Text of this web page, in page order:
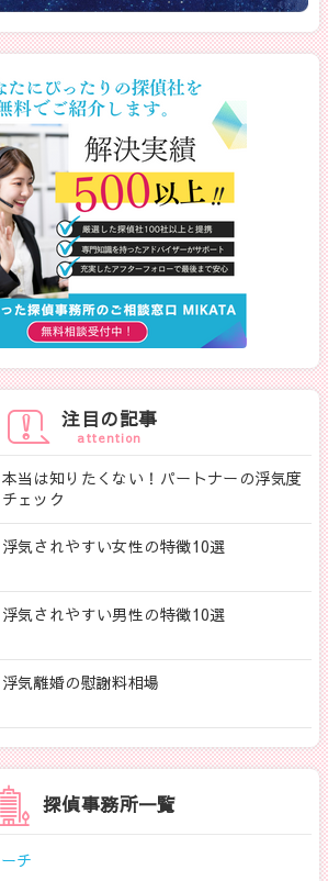
注目の記事
attention
本当は知りたくない！パートナーの浮気度
チェック
浮気されやすい女性の特徴10選
浮気されやすい男性の特徴10選
浮気離婚の慰謝料相場
探偵事務所一覧
チ